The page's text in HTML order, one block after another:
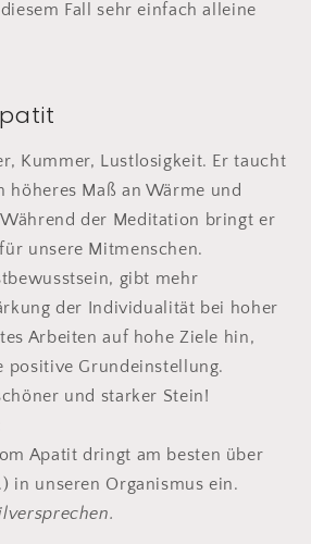
Fall sehr einfach alleine
Kummer, Lustlosigkeit. Er taucht
höheres Maß an Wärme und
der Meditation bringt er
unsere Mitmenschen.
gibt mehr
der Individualität bei hoher
Arbeiten auf hohe Ziele hin,
positive Grundeinstellung.
und starker Stein!
Apatit dringt am besten über
in unseren Organismus ein.